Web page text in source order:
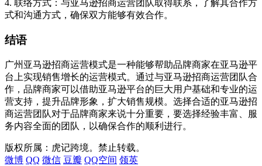
4. 联络方式：与亚马逊招商运营团队取得联系，了解其合作方
式和沟通方式，确保双方能够有效合作。
结语
广州亚马逊招商运营模式是一种能够帮助品牌商家在亚马逊平
台上实现销售增长的运营模式。通过与亚马逊招商运营团队合
作，品牌商家可以借助亚马逊平台的巨大用户基础和专业的运
营支持，提升品牌形象，扩大销售规模。选择合适的亚马逊招
商运营团队对于品牌商家来说十分重要，要选择经验丰富、服
务内容全面的团队，以确保合作的顺利进行。
版权所属：虎记跨境。禁止转载。
微博 QQ 微信 豆瓣 QQ空间 领英